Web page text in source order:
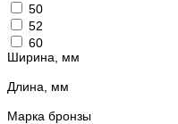
50
52
60
Ширина, мм
Длина, мм
Марка бронзы